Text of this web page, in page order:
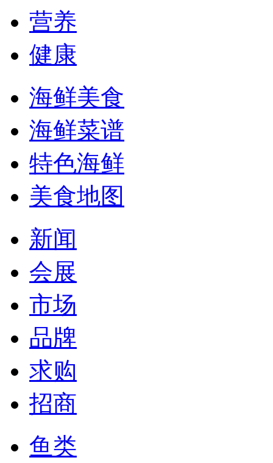
营养
健康
海鲜美食
海鲜菜谱
特色海鲜
美食地图
新闻
会展
市场
品牌
求购
招商
鱼类